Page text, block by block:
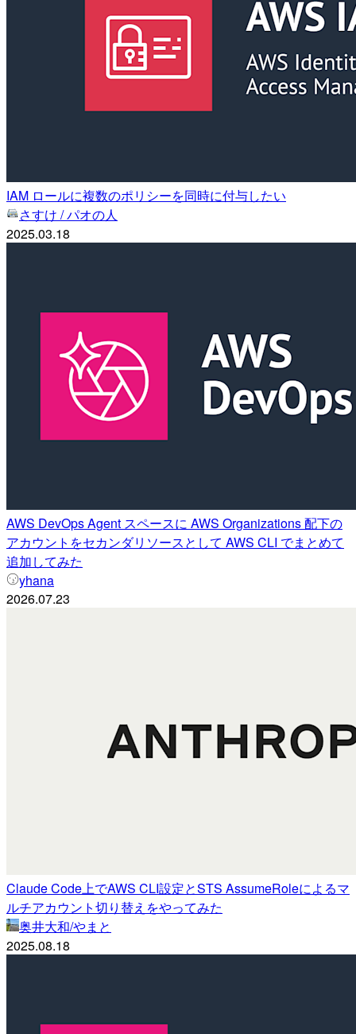
IAM ロールに複数のポリシーを同時に付与したい
さすけ / パオの人
2025.03.18
AWS DevOps Agent スペースに AWS Organizations 配下の
アカウントをセカンダリソースとして AWS CLI でまとめて
追加してみた
yhana
2026.07.23
Claude Code上でAWS CLI設定とSTS AssumeRoleによるマ
ルチアカウント切り替えをやってみた
奥井大和/やまと
2025.08.18